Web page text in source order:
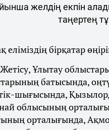
желдің екпін
таңертең
еліміздің бірқатар
Ұлытау
батысында,
шығысында,
облысының
орталығында,